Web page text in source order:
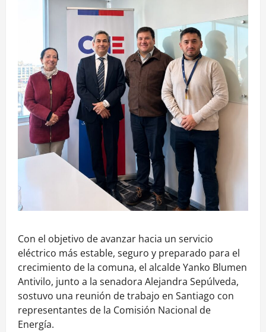
Con el objetivo de avanzar hacia un servicio
eléctrico más estable, seguro y preparado para el
crecimiento de la comuna, el alcalde Yanko Blumen
Antivilo, junto a la senadora Alejandra Sepúlveda,
sostuvo una reunión de trabajo en Santiago con
representantes de la Comisión Nacional de
Energía.